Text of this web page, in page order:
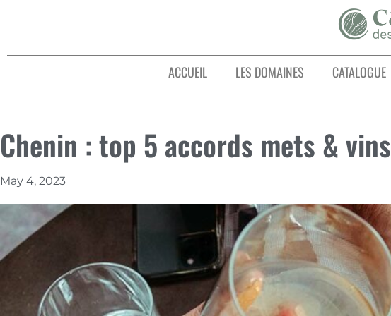
ACCUEIL LES DOMAINES CATALOGUE
Chenin : top 5 accords mets & vins
May 4, 2023